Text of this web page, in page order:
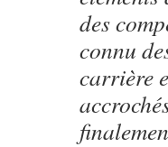
des
connu
carrière